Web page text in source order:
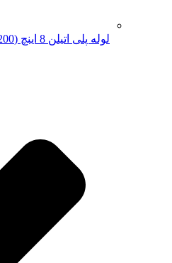
لوله پلی اتیلن 8 اینچ (200 میلیمتر)